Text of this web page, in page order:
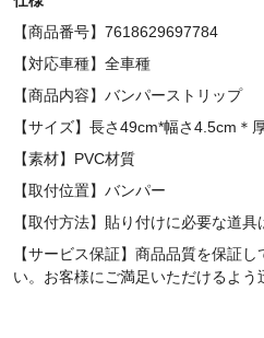
【商品番号】7618629697784
【対応車種】全車種
【商品内容】バンパーストリップ
【サイズ】長さ49cm*幅さ4.5cm＊
【素材】PVC材質
【取付位置】 バンパー
【取付方法】貼り付けに必要な道
【サービス保証】商品品質を保証
い。お客様にご満足いただけるよう